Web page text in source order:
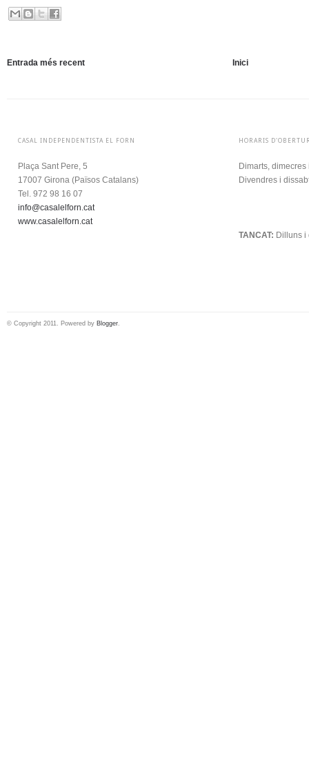
Entrada més recent Inici
HORARIS
Dimarts,
Divendres i
TANCAT: Dilluns i
CASAL INDEPENDENTISTA EL FORN
Plaça Sant Pere, 5
17007 Girona (Països Catalans)
Tel. 972 98 16 07
info@casalelforn.cat
www.casalelforn.cat
© Copyright 2011. Powered by Blogger.